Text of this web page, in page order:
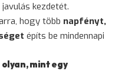
kezdetét.
hogy több napfényt,
építs be mindennapi
mint egy